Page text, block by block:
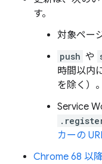
す。
対象ペー
push や
時間以内
を除く）。
Service
カーの
Chrome 68 以